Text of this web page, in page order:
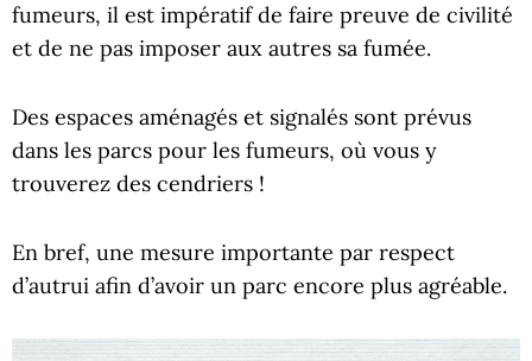
fumeurs, il est impératif de faire preuve de civilité
et de ne pas imposer aux autres sa fumée.
Des espaces aménagés et signalés sont prévus
dans les parcs pour les fumeurs, où vous y
trouverez des cendriers !
En bref, une mesure importante par respect
d’autrui afin d’avoir un parc encore plus agréable.